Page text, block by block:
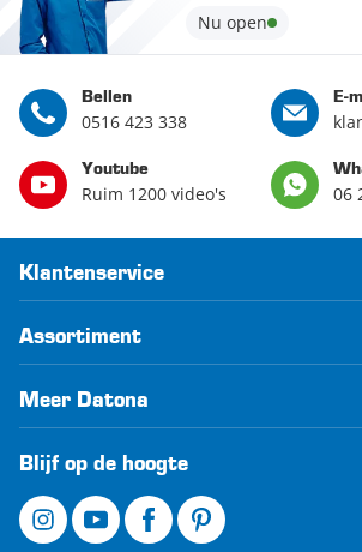
Nu open
Bellen
0516 423 338
E-
Youtube
Ruim 1200 video's 06
Klantenservice
Assortiment
Meer Datona
Blijf op de hoogte